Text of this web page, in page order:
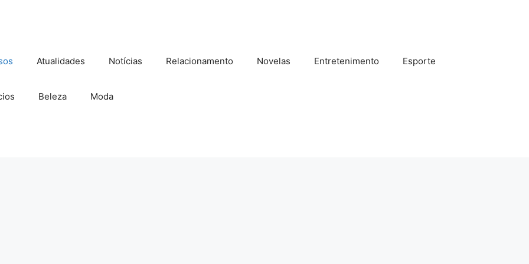
Atualidades Notícias Relacionamento Novelas Entretenimento Esporte
Beleza Moda